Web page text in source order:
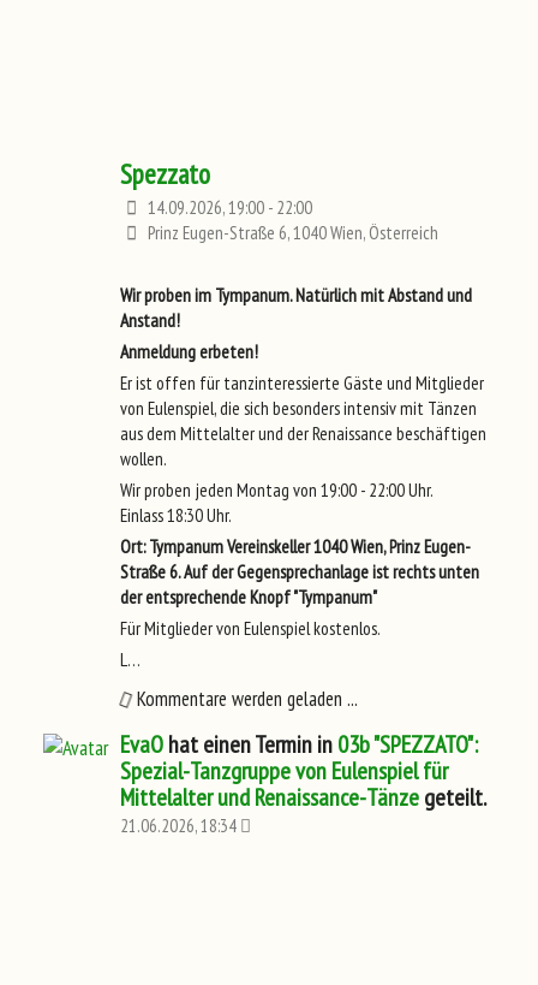
Spezzato
14.09.2026, 19:00 - 22:00
Prinz Eugen-Straße 6, 1040 Wien, Österreich
Wir proben im Tympanum. Natürlich mit Abstand und
Anstand!
Anmeldung erbeten!
Er ist offen für tanzinteressierte Gäste und Mitglieder
von Eulenspiel, die sich besonders intensiv mit Tänzen
aus dem Mittelalter und der Renaissance beschäftigen
wollen.
Wir proben jeden Montag von 19:00 - 22:00 Uhr.
Einlass 18:30 Uhr.
Ort: Tympanum Vereinskeller 1040 Wien, Prinz Eugen-
Straße 6. Auf der Gegensprechanlage ist rechts unten
der entsprechende Knopf "Tympanum"
Für Mitglieder von Eulenspiel kostenlos.
L…
Kommentare werden geladen ...
EvaOhat einen Termin in03b "SPEZZATO":
Spezial-Tanzgruppe von Eulenspiel für
Mittelalter und Renaissance-Tänzegeteilt.
21.06.2026, 18:34